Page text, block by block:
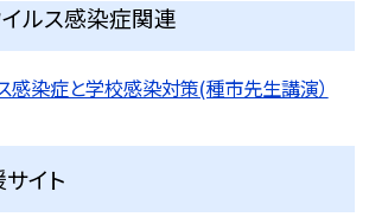
ルス感染症関連
感染症と学校感染対策(種市先生講演）
イト